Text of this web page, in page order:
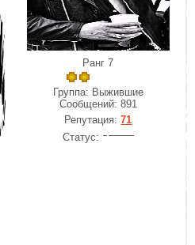
Ранг 7
Группа: Выжившие
Сообщений: 891
Репутация:71
Статус: